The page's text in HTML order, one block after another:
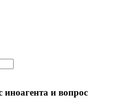
иноагента и вопрос